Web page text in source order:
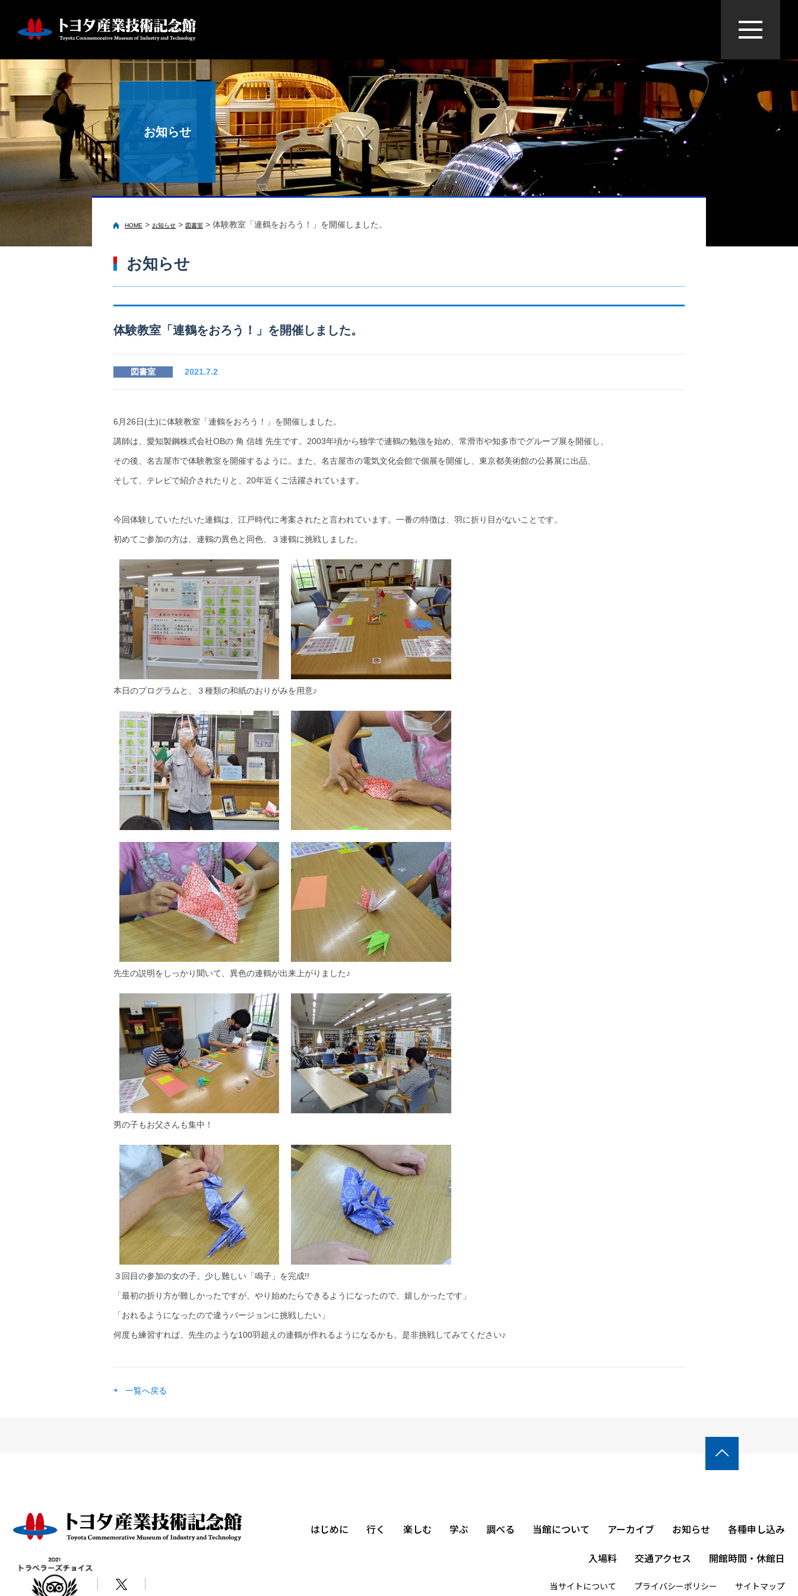
お知らせ
HOME > お知らせ > 図書室 > 体験教室「連鶴をおろう！」を開催しました。
お知らせ
体験教室「連鶴をおろう！」を開催しました。
図書室 2021.7.2
6月26日(土)に体験教室「連鶴をおろう！」を開催しました。
講師は、愛知製鋼株式会社OBの 角 信雄 先生です。2003年頃から独学で連鶴の勉強を始め、常滑市や知多市でグループ展を開催し、
その後、名古屋市で体験教室を開催するように。また、名古屋市の電気文化会館で個展を開催し、東京都美術館の公募展に出品、
そして、テレビで紹介されたりと、20年近くご活躍されています。
今回体験していただいた連鶴は、江戸時代に考案されたと言われています。一番の特徴は、羽に折り目がないことです。
初めてご参加の方は、連鶴の異色と同色、３連鶴に挑戦しました。
本日のプログラムと、３種類の和紙のおりがみを用意♪
先生の説明をしっかり聞いて、異色の連鶴が出来上がりました♪
男の子もお父さんも集中！
３回目の参加の女の子。少し難しい「鳴子」を完成!!
「最初の折り方が難しかったですが、やり始めたらできるようになったので、嬉しかったです」
「おれるようになったので違うバージョンに挑戦したい」
何度も練習すれば、先生のような100羽超えの連鶴が作れるようになるかも。是非挑戦してみてください♪
一覧へ戻る

はじめに 行く 楽しむ 学ぶ 調べる 当館について アーカイブ お知らせ 各種申し込み
入場料 交通アクセス 開館時間・休館日
当サイトについて プライバシーポリシー サイトマップ